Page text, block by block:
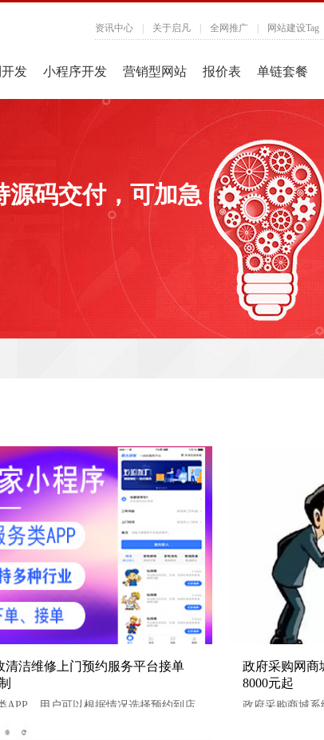
资讯中心 关于启凡 全网推广 网站建设Tag
发 小程序开发 营销型网站 报价表 单链套餐
码交付，可加急
洁维修上门预约服务平台接单app小程序定制
清洁维修上门预约服务平台接单
APP，用户可以根据情况选择预约到店
政府采购网商城
政府采购网商
8000元起
政府采购商城系